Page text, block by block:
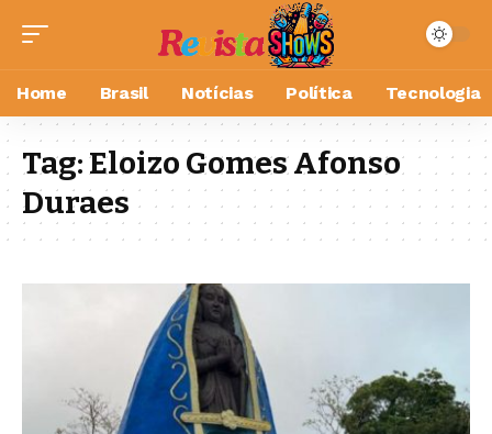
Home Brasil Notícias Política Tecnologia
Tag:Eloizo Gomes Afonso
Duraes